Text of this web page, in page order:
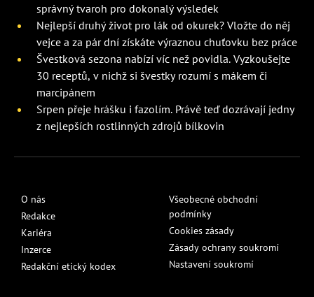
správný tvaroh pro dokonalý výsledek
Nejlepší druhý život pro lák od okurek? Vložte do něj
vejce a za pár dní získáte výraznou chuťovku bez práce
Švestková sezona nabízí víc než povidla. Vyzkoušejte
30 receptů, v nichž si švestky rozumí s mákem či
marcipánem
Srpen přeje hrášku i fazolím. Právě teď dozrávají jedny
z nejlepších rostlinných zdrojů bílkovin
O nás
Redakce
Kariéra
Inzerce
Redakční etický kodex
Všeobecné obchodní
podmínky
Cookies zásady
Zásady ochrany soukromí
Nastavení soukromí